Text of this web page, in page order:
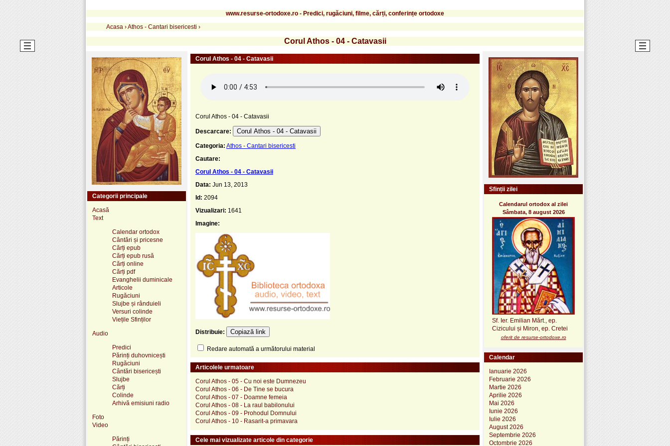
www.resurse-ortodoxe.ro - Predici, rugăciuni, filme, cărți, conferințe ortodoxe
Acasa ›Athos - Cantari bisericesti ›
Corul Athos - 04 - Catavasii
Corul Athos - 04 - Catavasii
Corul Athos - 04 - Catavasii
Descarcare: Corul Athos - 04 - Catavasii
Categoria: Athos - Cantari bisericesti
Cautare:
Corul Athos - 04 - Catavasii
Data: Jun 13, 2013
Id: 2094
Vizualizari: 1641
Imagine:
Distribuie: Copiază link
Redare automată a următorului material
Articolele urmatoare
Corul Athos - 05 - Cu noi este Dumnezeu
Corul Athos - 06 - De Tine se bucura
Corul Athos - 07 - Doamne femeia
Corul Athos - 08 - La raul babilonului
Corul Athos - 09 - Prohodul Domnului
Corul Athos - 10 - Rasarit-a primavara
Cele mai vizualizate articole din categorie
Categorii principale
Acasă
Text
Calendar ortodox
Cântări și pricesne
Cărți epub
Cărți epub rusă
Cărți online
Cărți pdf
Evanghelii duminicale
Articole
Rugăciuni
Slujbe și rânduieli
Versuri colinde
Viețile Sfinților
Audio
Predici
Părinți duhovnicești
Rugăciuni
Cântări bisericești
Slujbe
Cărți
Colinde
Arhivă emisiuni radio
Foto
Video
Părinți
Sfinții zilei
Calendarul ortodox al zilei
Sâmbata, 8 august 2026
Sf. Ier. Emilian Mărt., ep.
Cizicului și Miron, ep. Cretei
oferit de resurse-ortodoxe.ro
Calendar
Ianuarie 2026
Februarie 2026
Martie 2026
Aprilie 2026
Mai 2026
Iunie 2026
Iulie 2026
August 2026
Septembrie 2026
Octombrie 2026